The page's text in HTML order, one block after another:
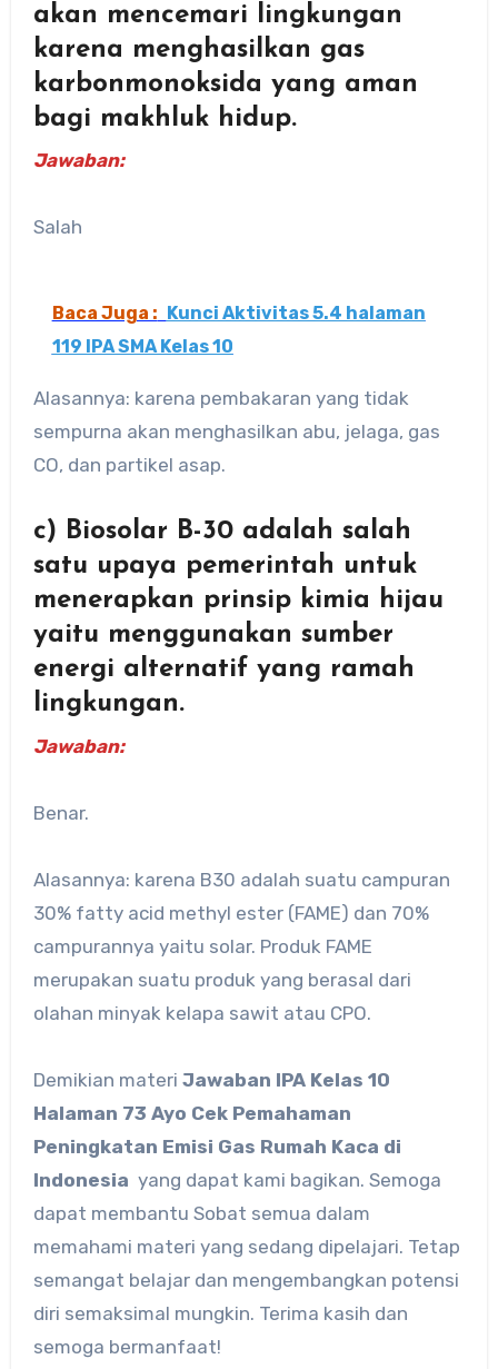
akan mencemari lingkungan
karena menghasilkan gas
karbonmonoksida yang aman
bagi makhluk hidup.
Jawaban:
Salah
Baca Juga :
Kunci Aktivitas 5.4 halaman
119 IPA SMA Kelas 10
Alasannya: karena pembakaran yang tidak
sempurna akan menghasilkan abu, jelaga, gas
CO, dan partikel asap.
c) Biosolar B-30 adalah salah
satu upaya pemerintah untuk
menerapkan prinsip kimia hijau
yaitu menggunakan sumber
energi alternatif yang ramah
lingkungan.
Jawaban:
Benar.
Alasannya: karena B30 adalah suatu campuran
30% fatty acid methyl ester (FAME) dan 70%
campurannya yaitu solar. Produk FAME
merupakan suatu produk yang berasal dari
olahan minyak kelapa sawit atau CPO.
Demikian materi Jawaban IPA Kelas 10
Halaman 73 Ayo Cek Pemahaman
Peningkatan Emisi Gas Rumah Kaca di
Indonesia yang dapat kami bagikan. Semoga
dapat membantu Sobat semua dalam
memahami materi yang sedang dipelajari. Tetap
semangat belajar dan mengembangkan potensi
diri semaksimal mungkin. Terima kasih dan
semoga bermanfaat!